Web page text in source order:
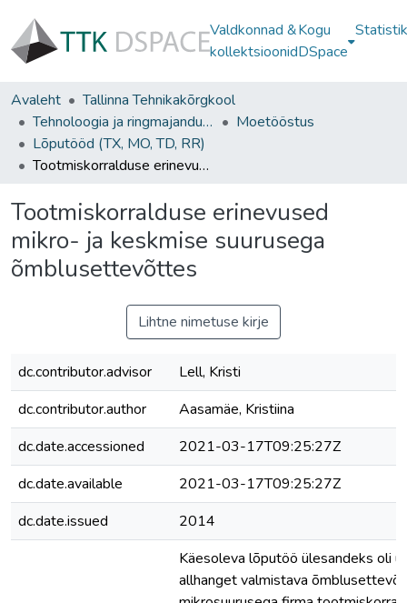
Valdkonnad &
kollektsioonid
Kogu
DSpace
Avaleht
Tallinna Tehnikakõrgkool
Tehnoloogia ja ringmajanduse instituut
Moetööstus
Lõputööd (TX, MO, TD, RR)
Tootmiskorralduse erinevused mikro- ja keskmise suurusega õmblusettevõttes
Tootmiskorralduse erinevused
mikro- ja keskmise suurusega
õmblusettevõttes
Lihtne nimetuse kirje
dc.contributor.advisor
Lell, Kristi
dc.contributor.author
Aasamäe, Kristiina
dc.date.accessioned
2021-03-17T09:25:27Z
dc.date.available
2021-03-17T09:25:27Z
dc.date.issued
2014
Käesoleva lõputöö ülesandeks oli
allhanget valmistava